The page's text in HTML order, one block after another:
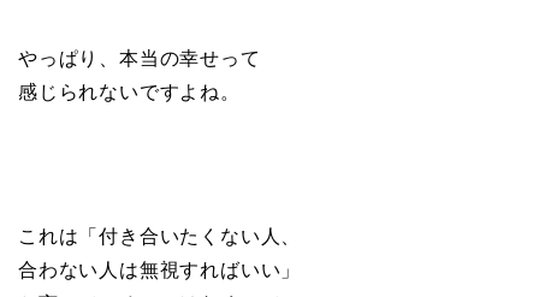
やっぱり、本当の幸せって
感じられないですよね。
これは「付き合いたくない人、
合わない人は無視すればいい」